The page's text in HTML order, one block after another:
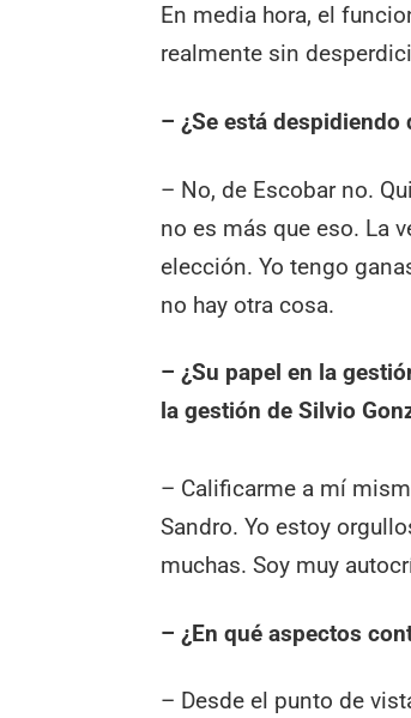
En media hora, el
realmente sin
– ¿Se está despidiendo
– No, de Escobar no.
no es más que eso. La
elección. Yo tengo
no hay otra cosa.
– ¿Su papel en la
la gestión de Silvio
– Calificarme a mí
Sandro. Yo estoy
muchas. Soy muy
– ¿En qué aspectos
– Desde el punto de